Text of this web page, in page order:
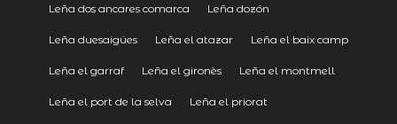
Leña dos ancares comarca Leña dozón
Leña duesaigües Leña el atazar Leña el baix camp
Leña el garraf Leña el gironès Leña el montmell
Leña el port de la selva Leña el priorat